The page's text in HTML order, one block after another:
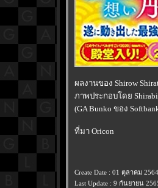
ผลงานของ Shirow
ภาพประกอบโดย Shirabi
(GA Bunko ของ
ที่มา Oricon
Create Date : 01 ตุลาคม 2564
Last Update : 9 กันยายน